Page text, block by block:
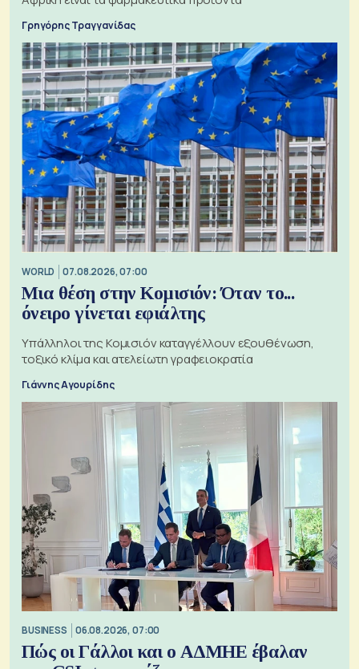
Γρηγόρης Τραγγανίδας
WORLD 07.08.2026, 07:00
Μια θέση στην Κομισιόν: Όταν το...
όνειρο γίνεται εφιάλτης
Υπάλληλοι της Κομισιόν καταγγέλλουν εξουθένωση,
τοξικό κλίμα και ατελείωτη γραφειοκρατία
Γιάννης Αγουρίδης
BUSINESS 06.08.2026, 07:00
Πώς οι Γάλλοι και ο ΑΔΜΗΕ έβαλαν